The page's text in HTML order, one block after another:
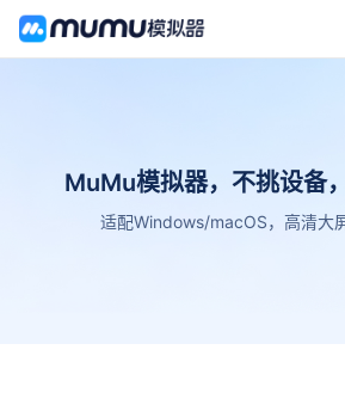
MuMu模拟器，不挑设备
适配Windows/macOS，高清大